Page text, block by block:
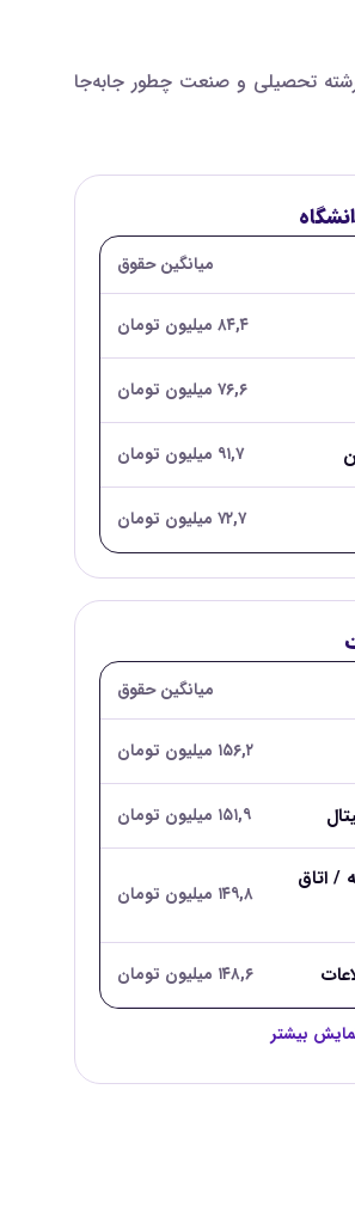
رشته تحصیلی و صنعت چطور جابه‌جا
میانگین حقوق
۸۴,۴ میلیون تومان
۷۶,۶ میلیون تومان
۹۱,۷ میلیون تومان
۷۲,۷ میلیون تومان
میانگین حقوق
۱۵۶,۲ میلیون تومان
۱۵۱,۹ میلیون تومان
/ اتاق
۱۴۹,۸ میلیون تومان
۱۴۸,۶ میلیون تومان
بیشتر